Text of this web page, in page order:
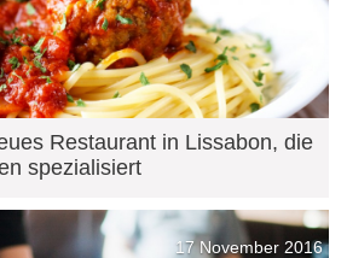
Restaurant in Lissabon, die
spezialisiert
17 November 2016